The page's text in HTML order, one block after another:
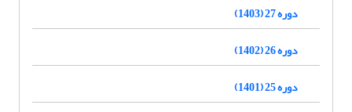
دوره 27 (1403)
دوره 26 (1402)
دوره 25 (1401)